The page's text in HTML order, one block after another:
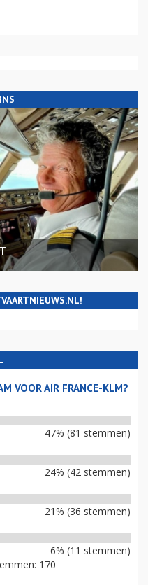
VOOR AIR FRANCE-KLM?
47% (81 stemmen)
24% (42 stemmen)
21% (36 stemmen)
6% (11 stemmen)
170